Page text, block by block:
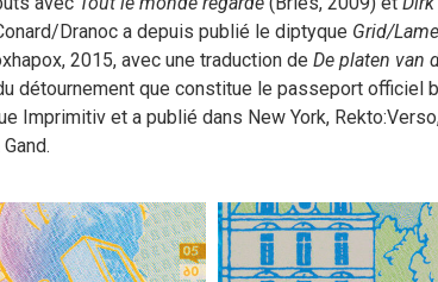
Dranoc a depuis publié le diptyque Grid/
2015, avec une traduction de De platen van
détournement que constitue le passeport officiel
Imprimitiv et a publié dans New York,